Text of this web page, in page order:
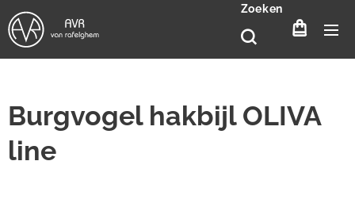
Zoeken
Burgvogel hakbijl OLIVA
line